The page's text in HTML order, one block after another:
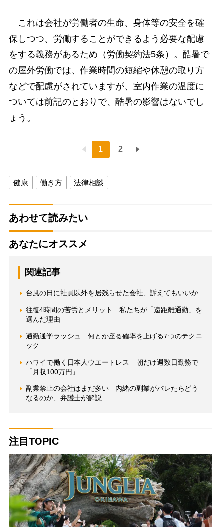
これは会社が労働者の生命、身体等の安全を確
保しつつ、労働することができるよう必要な配慮
をする義務があるため（労働契約法5条）。酷暑で
の屋外労働では、作業時間の短縮や休憩の取り方
などで配慮がされていますが、室内作業の温度に
ついては前記のとおりで、酷暑の影響はないでし
ょう。
1 2
健康 働き方 法律相談
あわせて読みたい
あなたにオススメ
関連記事
台風の日に社員以外を居残らせた会社、訴えてもいいか
往復4時間の苦労とメリット 私たちが「遠距離通勤」を
選んだ理由
通勤通学ラッシュ 何とか座る確率を上げる7つのテクニ
ック
ハワイで働く日本人ウエートレス 朝だけ週数日勤務で
「月収100万円」
副業禁止の会社はまだ多い 内緒の副業がバレたらどう
なるのか、弁護士が解説
注目TOPIC